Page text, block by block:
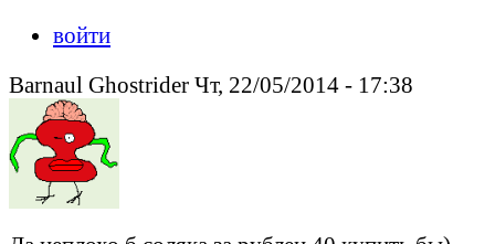
войти
Barnaul Ghostrider Чт, 22/05/2014 - 17:38